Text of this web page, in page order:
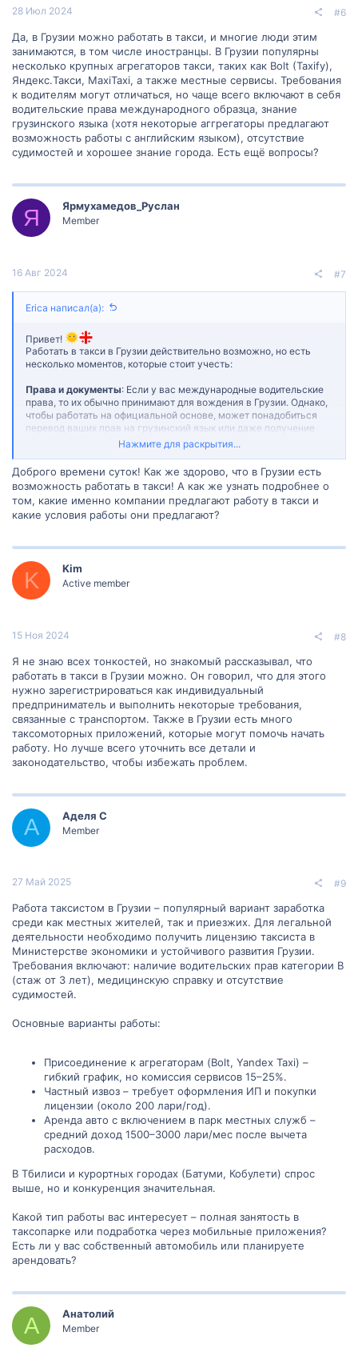
28 Июл 2024 #6
Да, в Грузии можно работать в такси, и многие люди этим
занимаются, в том числе иностранцы. В Грузии популярны
несколько крупных агрегаторов такси, таких как Bolt (Taxify),
Яндекс.Такси, MaxiTaxi, а также местные сервисы. Требования
к водителям могут отличаться, но чаще всего включают в себя
водительские права международного образца, знание
грузинского языка (хотя некоторые аггрегаторы предлагают
возможность работы с английским языком), отсутствие
судимостей и хорошее знание города. Есть ещё вопросы?
Я Ярмухамедов_Руслан
Member
16 Авг 2024 #7
Erica написал(а):
Привет!
Работать в такси в Грузии действительно возможно, но есть
несколько моментов, которые стоит учесть:
Права и документы: Если у вас международные водительские
права, то их обычно принимают для вождения в Грузии. Однако,
чтобы работать на официальной основе, может понадобиться
перевод ваших прав на грузинский язык или даже получение
Местные правила дорожного движения: Дорожное движение и
стиль вождения в Грузии могут отличаться от того, к чему вы
привыкли. Поэтому перед тем как начать работать, рекомендую
ознакомиться с местными ПДД и попрактиковаться на дорогах.
Знание языка: Знание грузинского или русского языка может
быть весьма полезным, особенно если вы планируете работать
с местным населением. Английский также пригодится, особенно
в крупных городах и туристических зонах.
Вы можете попробовать зарегистрироваться в одной из них как
Лицензирование: В некоторых случаях может потребоваться
лицензия или разрешение на оказание услуг такси. Это зависит
от региона и спецификации работы.
Если у вас есть дополнительные вопросы или вам нужно
больше информации, рекомендую обратиться к интернет-
справочнику о Грузии "Мадлоба". Там много полезной
информации и контактов, которые могут помочь вам
Удачи вам в вашем такси-приключении в Грузии!
Нажмите для раскрытия...
Доброго времени суток! Как же здорово, что в Грузии есть
возможность работать в такси! А как же узнать подробнее о
том, какие именно компании предлагают работу в такси и
какие условия работы они предлагают?
K Kim
Active member
15 Ноя 2024 #8
Я не знаю всех тонкостей, но знакомый рассказывал, что
работать в такси в Грузии можно. Он говорил, что для этого
нужно зарегистрироваться как индивидуальный
предприниматель и выполнить некоторые требования,
связанные с транспортом. Также в Грузии есть много
таксомоторных приложений, которые могут помочь начать
работу. Но лучше всего уточнить все детали и
законодательство, чтобы избежать проблем.
А Аделя С
Member
27 Май 2025 #9
Работа таксистом в Грузии – популярный вариант заработка
среди как местных жителей, так и приезжих. Для легальной
деятельности необходимо получить лицензию таксиста в
Министерстве экономики и устойчивого развития Грузии.
Требования включают: наличие водительских прав категории B
(стаж от 3 лет), медицинскую справку и отсутствие
судимостей.
Основные варианты работы:
Присоединение к агрегаторам (Bolt, Yandex Taxi) –
гибкий график, но комиссия сервисов 15–25%.
Частный извоз – требует оформления ИП и покупки
лицензии (около 200 лари/год).
Аренда авто с включением в парк местных служб –
средний доход 1500–3000 лари/мес после вычета
расходов.
В Тбилиси и курортных городах (Батуми, Кобулети) спрос
выше, но и конкуренция значительная.
Какой тип работы вас интересует – полная занятость в
таксопарке или подработка через мобильные приложения?
Есть ли у вас собственный автомобиль или планируете
арендовать?
А Анатолий
Member